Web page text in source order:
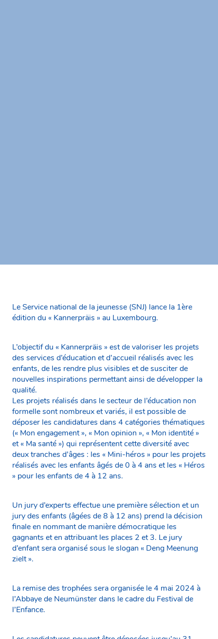
Le Service national de la jeunesse (SNJ) lance la 1ère
édition du « Kannerpräis » au Luxembourg.
L’objectif du « Kannerpräis » est de valoriser les projets
des services d’éducation et d’accueil réalisés avec les
enfants, de les rendre plus visibles et de susciter de
nouvelles inspirations permettant ainsi de développer la
qualité.
Les projets réalisés dans le secteur de l’éducation non
formelle sont nombreux et variés, il est possible de
déposer les candidatures dans 4 catégories thématiques
(« Mon engagement », « Mon opinion », « Mon identité »
et « Ma santé ») qui représentent cette diversité avec
deux tranches d’âges : les « Mini-héros » pour les projets
réalisés avec les enfants âgés de 0 à 4 ans et les « Héros
» pour les enfants de 4 à 12 ans.
Un jury d’experts effectue une première sélection et un
jury des enfants (âgées de 8 à 12 ans) prend la décision
finale en nommant de manière démocratique les
gagnants et en attribuant les places 2 et 3. Le jury
d’enfant sera organisé sous le slogan « Deng Meenung
zielt ».
La remise des trophées sera organisée le 4 mai 2024 à
l’Abbaye de Neumünster dans le cadre du Festival de
l’Enfance.